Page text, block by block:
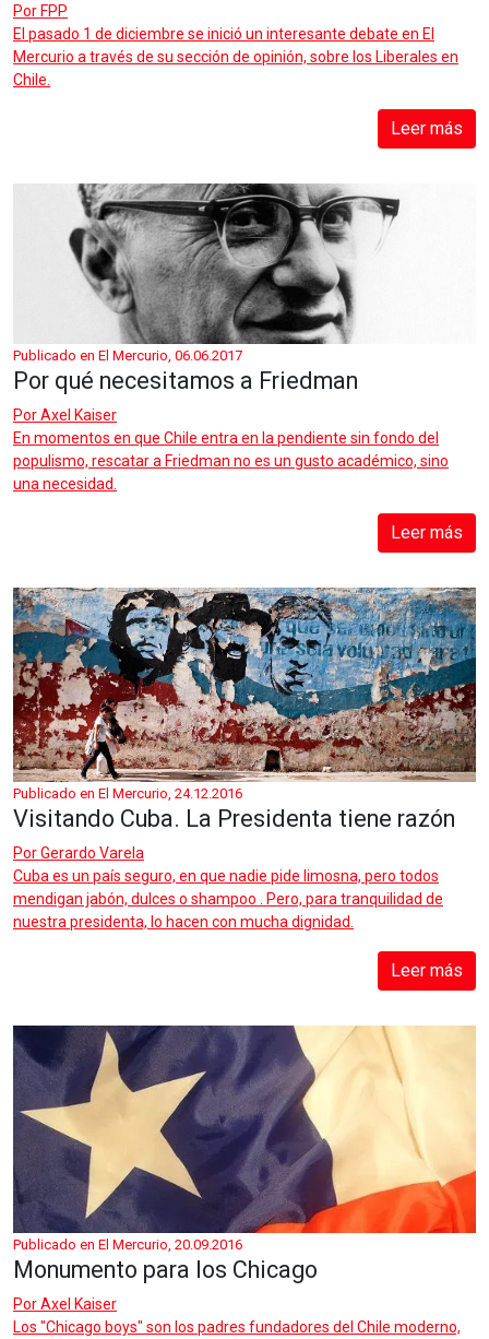
Por FPP
El pasado 1 de diciembre se inició un interesante debate en El
Mercurio a través de su sección de opinión, sobre los Liberales en
Chile.
Leer más
Publicado en El Mercurio, 06.06.2017
Por qué necesitamos a Friedman
PorAxel Kaiser
En momentos en que Chile entra en la pendiente sin fondo del
populismo, rescatar a Friedman no es un gusto académico, sino
una necesidad.
Leer más
Publicado en El Mercurio, 24.12.2016
Visitando Cuba. La Presidenta tiene razón
PorGerardo Varela
Cuba es un país seguro, en que nadie pide limosna, pero todos
mendigan jabón, dulces o shampoo . Pero, para tranquilidad de
nuestra presidenta, lo hacen con mucha dignidad.
Leer más
Publicado en El Mercurio, 20.09.2016
Monumento para los Chicago
PorAxel Kaiser
Los "Chicago boys" son los padres fundadores del Chile moderno,